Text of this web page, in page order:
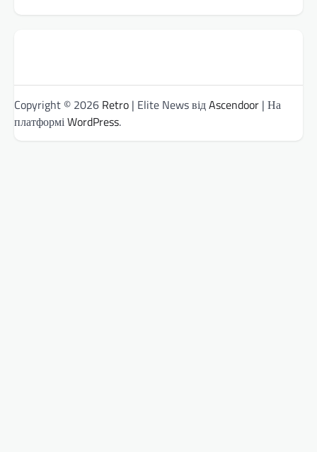
Copyright © 2026 Retro | Elite News відAscendoor | На
платформіWordPress.